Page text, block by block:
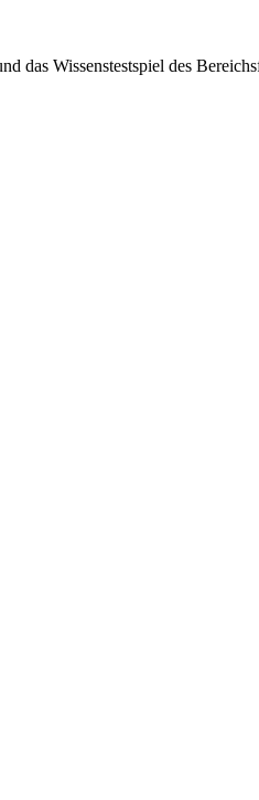
das Wissenstestspiel des